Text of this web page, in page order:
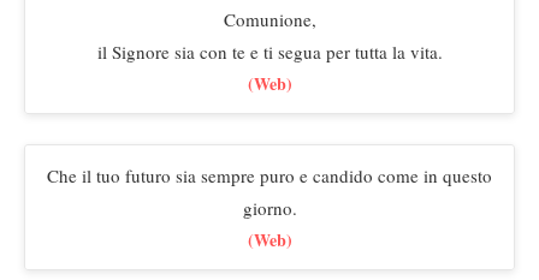
Comunione,
il Signore sia con te e ti segua per tutta la vita.
(Web)
Che il tuo futuro sia sempre puro e candido come in questo
giorno.
(Web)